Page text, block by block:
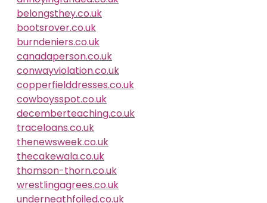
belongsthey.co.uk
bootsrover.co.uk
burndeniers.co.uk
canadaperson.co.uk
conwayviolation.co.uk
copperfielddresses.co.uk
cowboysspot.co.uk
decemberteaching.co.uk
traceloans.co.uk
thenewsweek.co.uk
thecakewala.co.uk
thomson-thorn.co.uk
wrestlingagrees.co.uk
underneathfoiled.co.uk